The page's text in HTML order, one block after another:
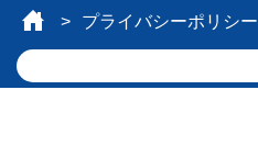
プライバシーポリシー